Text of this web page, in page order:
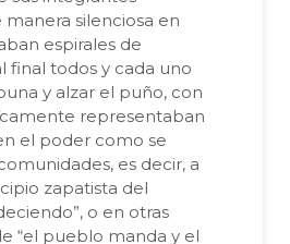
silenciosa en
espirales de
final todos y cada uno
y alzar el puño, con
representaban
el poder como se
es decir, a
zapatista del
o en otras
“el pueblo manda y el